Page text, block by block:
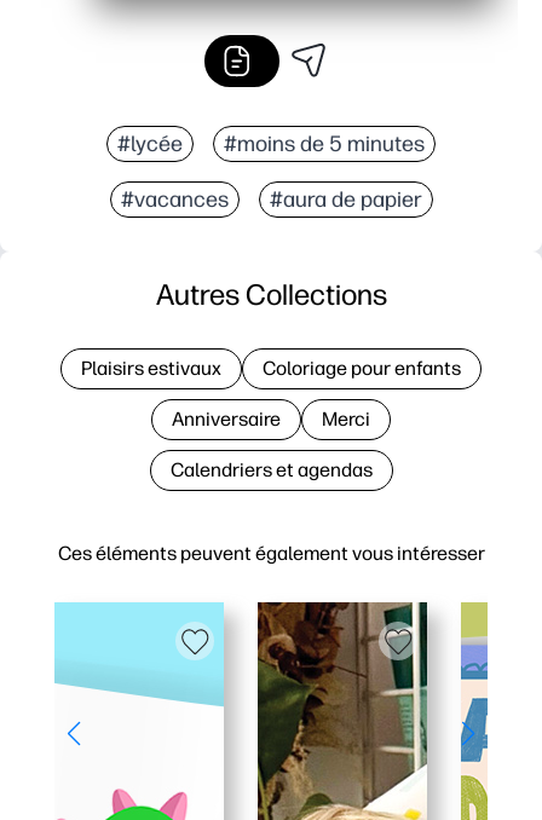
#lycée #moins de 5 minutes
#vacances #aura de papier
Ces éléments peuvent également vous intéresser
Autres Collections
Plaisirs estivaux Coloriage pour enfants
Anniversaire Merci
Calendriers et agendas